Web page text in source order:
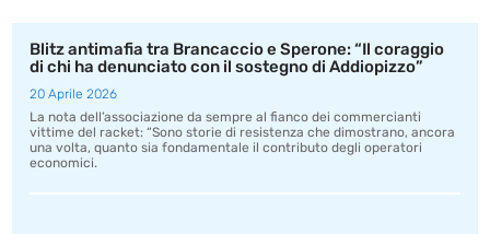
Blitz antimafia tra Brancaccio e Sperone: “Il coraggio
di chi ha denunciato con il sostegno di Addiopizzo”
20 Aprile 2026
La nota dell’associazione da sempre al fianco dei commercianti
vittime del racket: “Sono storie di resistenza che dimostrano, ancora
una volta, quanto sia fondamentale il contributo degli operatori
economici.